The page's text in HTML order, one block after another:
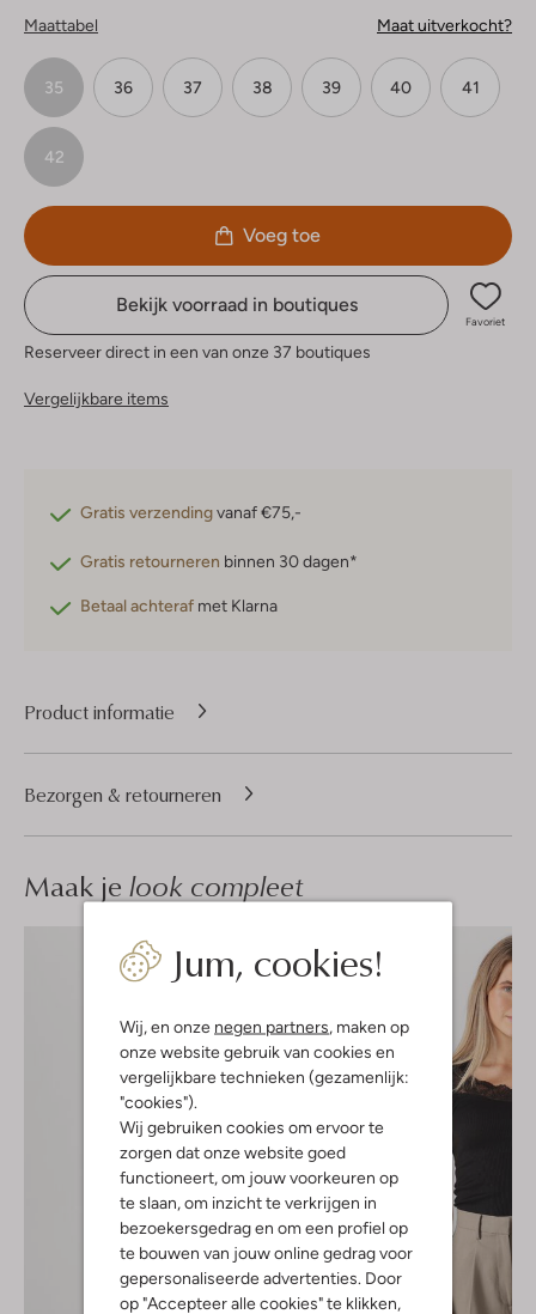
Jum, cookies!
Wij, en onze negen partners , maken op
onze website gebruik van cookies en
vergelijkbare technieken (gezamenlijk:
"cookies").
Wij gebruiken cookies om ervoor te
zorgen dat onze website goed
functioneert, om jouw voorkeuren op
te slaan, om inzicht te verkrijgen in
bezoekersgedrag en om een profiel op
te bouwen van jouw online gedrag voor
gepersonaliseerde advertenties. Door
op "Accepteer alle cookies" te klikken,
Maattabel Maat uitverkocht?
35 36 37 38 39 40 41
42
Voeg toe
Bekijk voorraad in boutiques
Favoriet
Reserveer direct in een van onze 37 boutiques
Vergelijkbare items
Gratis verzendingvanaf €75,-
Gratis retourneren binnen 30 dagen*
Betaal achteraf met Klarna
Product informatie
Bezorgen & retourneren
Maak je look compleet